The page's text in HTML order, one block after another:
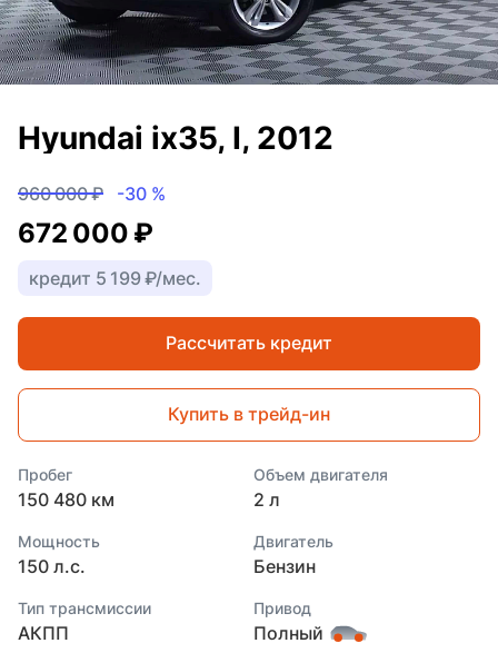
Hyundai ix35, I, 2012
960 000 ₽ -30 %
672 000 ₽
кредит 5 199 ₽/мес.
Рассчитать кредит
Купить в трейд-ин
Пробег
150 480 км
Объем двигателя
2 л
Мощность
150 л.с.
Двигатель
Бензин
Тип трансмиссии
АКПП
Привод
Полный